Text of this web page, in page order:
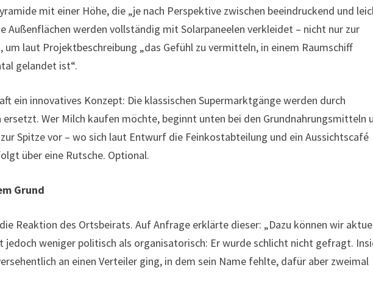
mit einer Höhe, die „je nach Perspektive zwischen beeindruckend und
Außenflächen werden vollständig mit Solarpaneelen verkleidet – nicht nur zur
um laut Projektbeschreibung „das Gefühl zu vermitteln, in einem Raumschiff
gelandet ist“.
ein innovatives Konzept: Die klassischen Supermarktgänge werden durch
Wer Milch kaufen möchte, beginnt unten bei den Grundnahrungsmitteln
Spitze vor – wo sich laut Entwurf die Feinkostabteilung und ein Aussichtscafé
über eine Rutsche. Optional.
Grund
Reaktion des Ortsbeirats. Auf Anfrage erklärte dieser: „Dazu können wir
jedoch weniger politisch als organisatorisch: Er wurde schlicht nicht gefragt.
an einen Verteiler ging, in dem sein Name fehlte, dafür aber zweimal